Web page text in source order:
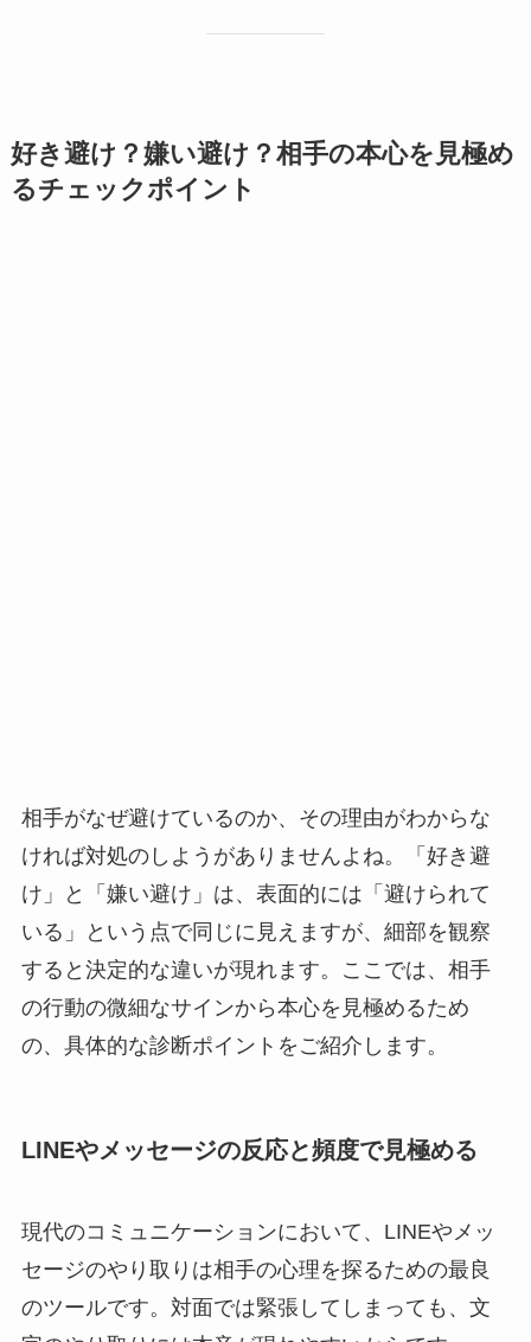
好き避け？嫌い避け？相手の本心を見極め
るチェックポイント
相手がなぜ避けているのか、その理由がわからな
ければ対処のしようがありませんよね。「好き避
け」と「嫌い避け」は、表面的には「避けられて
いる」という点で同じに見えますが、細部を観察
すると決定的な違いが現れます。ここでは、相手
の行動の微細なサインから本心を見極めるため
の、具体的な診断ポイントをご紹介します。
LINEやメッセージの反応と頻度で見極める
現代のコミュニケーションにおいて、LINEやメッ
セージのやり取りは相手の心理を探るための最良
のツールです。対面では緊張してしまっても、文